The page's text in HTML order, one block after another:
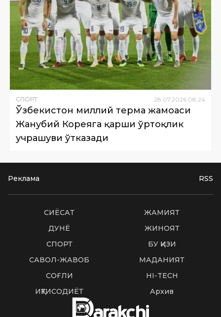
СПОРТ 28.07.2026 08:24
Ўзбекистон миллий терма жамоаси
Жанубий Кореяга қарши ўртоқлик
учрашуви ўтказади
Реклама RSS
СИËСАТ
ЖАМИЯТ
ДУНË
ЖИНОЯТ
СПОРТ
БУ ҚИЗИҚ
САВОЛ-ЖАВОБ
МАДАНИЯТ
СОҒЛИҚ
HI-TECH
ИҚТИСОДИЁТ
Архив